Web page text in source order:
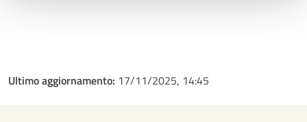
Ultimo aggiornamento: 17/11/2025, 14:45